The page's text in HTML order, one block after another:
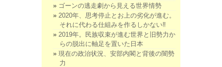
ゴーンの逃走劇から見える世界情勢
2020年、思考停止とお上の劣化が進む。
それに代わる仕組みを作るしかない‼
2019年。民族収束が進む世界と旧勢力か
らの脱出に軸足を置いた日本
現在の政治状況、安部内閣と背後の闇勢
力